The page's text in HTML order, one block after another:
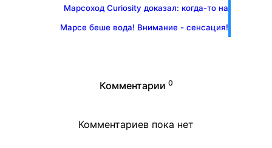
Марсоход Curiosity доказал: когда-то на
Марсе беше вода! Внимание - сенсация!
Комментарии 0
Комментариев пока нет